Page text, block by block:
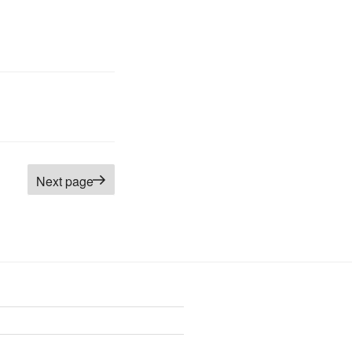
Next page